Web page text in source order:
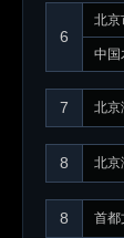
6
北京
中国
7 北京
8 北京
8 首都